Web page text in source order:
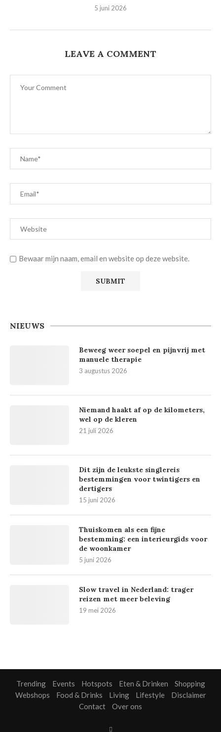
5 juni 2026
LEAVE A COMMENT
Bewaar mijn naam, email en website op deze website.
NIEUWS
Beweeg weer soepel en pijnvrij met
manuele therapie
3 augustus 2026
Niemand haakt af op de kilometers,
wel op de kleren
21 juli 2026
Dit zijn de leukste singlereis
bestemmingen voor twintigers en
dertigers
15 juni 2026
Thuiskomen als een fijne
bestemming: een interieurgids voor
de woonkamer
5 juni 2026
Slow travel in Nederland: trager
reizen met meer beleving
19 mei 2026
Trending Events Hotspots Eten & Drinken
Shopping
Webshops
Food & Drinks Living Lifestyle
Disclaimer
Contact
Over ons